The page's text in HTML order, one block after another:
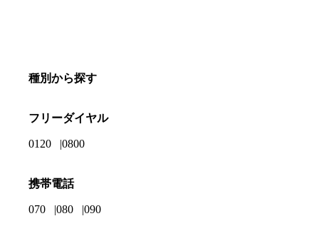
種別から探す
フリーダイヤル
0120 0800
携帯電話
070 080 090